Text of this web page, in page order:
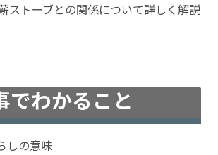
ストーブとの関係について詳しく解説
でわかること
しの意味